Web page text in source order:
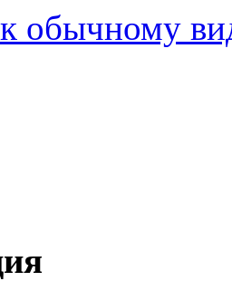
обычному